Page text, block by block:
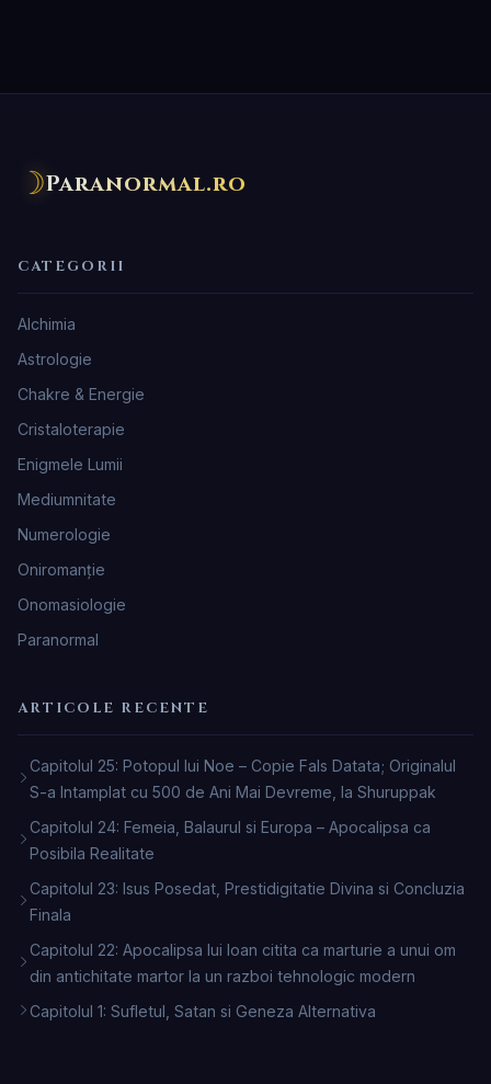
☽Paranormal.ro
CATEGORII
Alchimia
Astrologie
Chakre & Energie
Cristaloterapie
Enigmele Lumii
Mediumnitate
Numerologie
Oniromanţie
Onomasiologie
Paranormal
ARTICOLE RECENTE
Capitolul 25: Potopul lui Noe – Copie Fals Datata; Originalul
S-a Intamplat cu 500 de Ani Mai Devreme, la Shuruppak
Capitolul 24: Femeia, Balaurul si Europa – Apocalipsa ca
Posibila Realitate
Capitolul 23: Isus Posedat, Prestidigitatie Divina si Concluzia
Finala
Capitolul 22: Apocalipsa lui Ioan citita ca marturie a unui om
din antichitate martor la un razboi tehnologic modern
Capitolul 1: Sufletul, Satan si Geneza Alternativa